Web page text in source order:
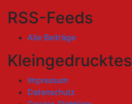
RSS-Feeds
Alle Beiträge
Kleingedrucktes
Impressum
Datenschutz